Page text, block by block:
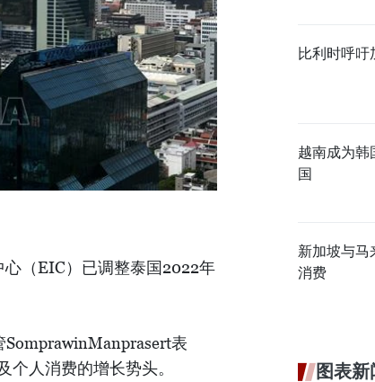
（EIC）已调整泰国2022年
SomprawinManprasert表
人消费的增长势头。
比利时呼
越南成为韩
国
新加坡与马
消费
图表新